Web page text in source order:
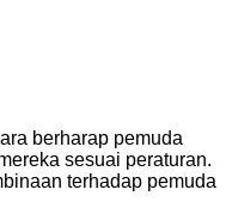
berharap pemuda
sesuai peraturan.
terhadap pemuda